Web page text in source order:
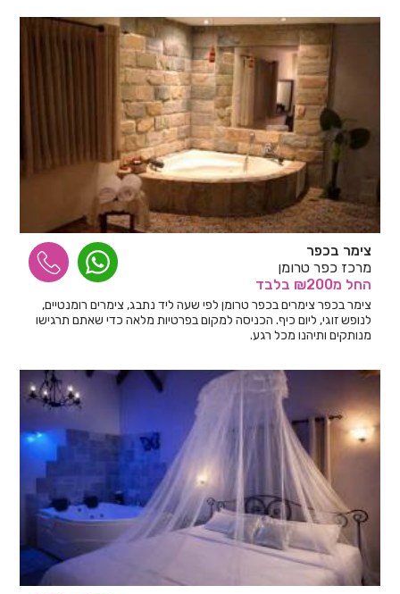
צימר בכפר
מרכז כפר טרומן
החל מ₪200 בלבד
צימר בכפר צימרים בכפר טרומן לפי שעה ליד נתבג, צימרים רומנטיים,
לנופש זוגי, ליום כיף. הכניסה למקום בפרטיות מלאה כדי שאתם תרגישו
מנותקים ותיהנו מכל רגע.